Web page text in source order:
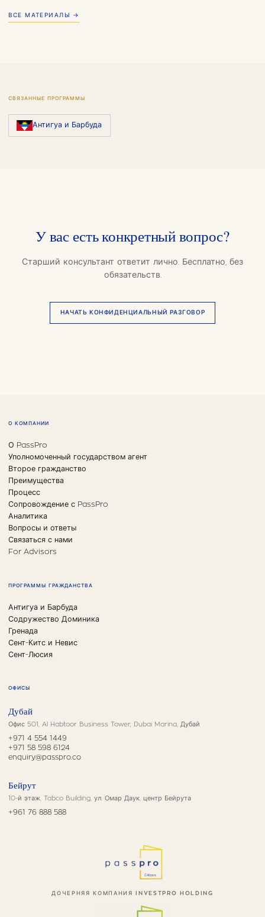
ВСЕ МАТЕРИАЛЫ →
СВЯЗАННЫЕ ПРОГРАММЫ
Антигуа и Барбуда
У вас есть конкретный вопрос?
Старший консультант ответит лично. Бесплатно, без
обязательств.
НАЧАТЬ КОНФИДЕНЦИАЛЬНЫЙ РАЗГОВОР
О КОМПАНИИ
О PassPro
Уполномоченный государством агент
Второе гражданство
Преимущества
Процесс
Сопровождение с PassPro
Аналитика
Вопросы и ответы
Связаться с нами
For Advisors
ПРОГРАММЫ ГРАЖДАНСТВА
Антигуа и Барбуда
Содружество Доминика
Гренада
Сент-Китс и Невис
Сент-Люсия
ОФИСЫ
Дубай
Офис 501, Al Habtoor Business Tower, Dubai Marina, Дубай
+971 4 554 1449
+971 58 598 6124
enquiry@passpro.co
Бейрут
10-й этаж, Tabco Building, ул. Омар Даук, центр Бейрута
+961 76 888 588
ДОЧЕРНЯЯ КОМПАНИЯ INVESTPRO HOLDING